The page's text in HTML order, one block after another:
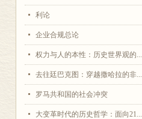
利论
企业合规总论
权力与人的本性：历史世界观的...
去往廷巴克图：穿越撒哈拉的非...
罗马共和国的社会冲突
大变革时代的历史哲学：面向21...